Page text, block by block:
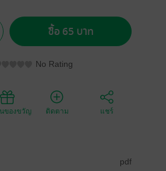
ซื้อ 65 บาท
No Rating
ของขวัญ ติดตาม แชร์
pdf